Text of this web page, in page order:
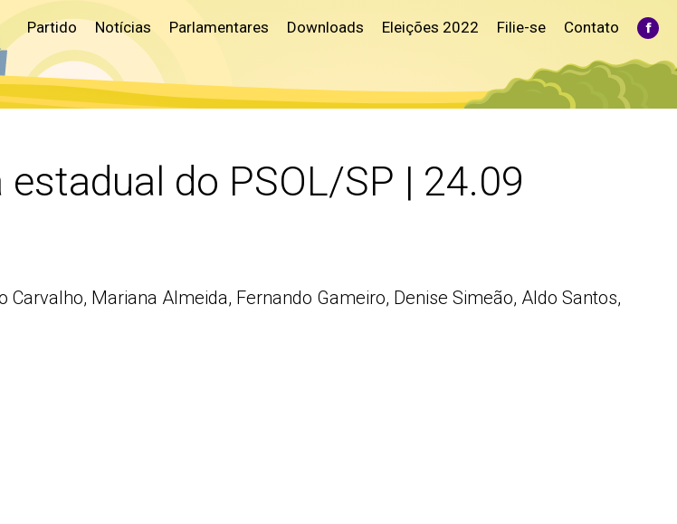
Partido Notícias Parlamentares Downloads Eleições 2022 Filie-se Contato
do PSOL/SP | 24.09
Carvalho, Mariana Almeida, Fernando Gameiro, Denise Simeão, Aldo Santos,